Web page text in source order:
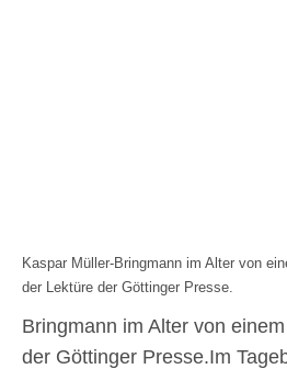
Kaspar Müller-Bringmann im Alter von
der Lektüre der Göttinger Presse.
Bringmann im Alter von
der Göttinger Presse.Im